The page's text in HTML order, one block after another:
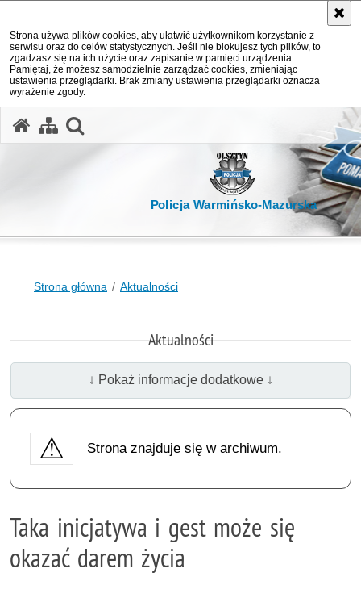
Strona używa plików cookies, aby ułatwić użytkownikom korzystanie z
serwisu oraz do celów statystycznych. Jeśli nie blokujesz tych plików, to
zgadzasz się na ich użycie oraz zapisanie w pamięci urządzenia.
Pamiętaj, że możesz samodzielnie zarządzać cookies, zmieniając
ustawienia przeglądarki. Brak zmiany ustawienia przeglądarki oznacza
wyrażenie zgody.
Policja Warmińsko-Mazurska
Strona główna Aktualności
Aktualności
↓ Pokaż informacje dodatkowe ↓
Strona znajduje się w archiwum.
Taka inicjatywa i gest może się
okazać darem życia